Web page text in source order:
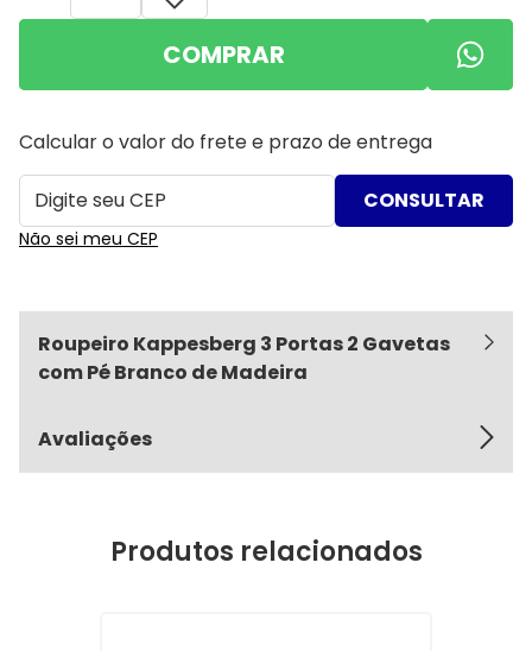
COMPRAR
Calcular o valor do frete e prazo de entrega
Não sei meu CEP
Roupeiro Kappesberg 3 Portas 2 Gavetas
com Pé Branco de Madeira
Avaliações
Produtos relacionados